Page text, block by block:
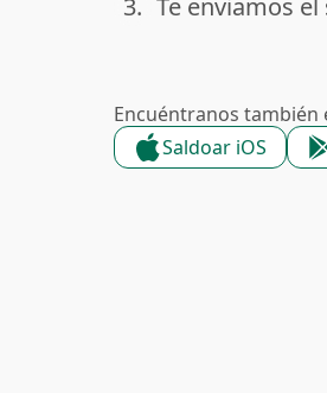
done
3. Te enviamos
Encuéntranos también
Saldoar iOS